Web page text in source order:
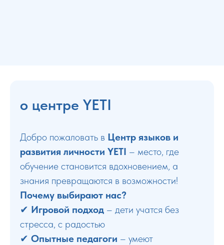
о центре YETI
Добро пожаловать в Центр языков и
развития личности YETI – место, где
обучение становится вдохновением, а
знания превращаются в возможности!
Почему выбирают нас?
✔ Игровой подход – дети учатся без
стресса, с радостью
✔ Опытные педагоги – умеют